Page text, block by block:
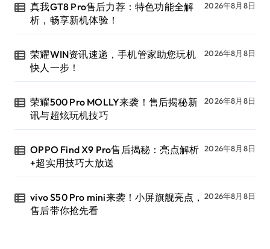
真我GT8 Pro售后力荐：特色功能全解
析，畅享新机体验！
2026年8月8日
荣耀WIN资讯速递，手机管家助您玩机
快人一步！
2026年8月8日
荣耀500 Pro MOLLY来袭！售后揭秘新
讯与超炫玩机技巧
2026年8月8日
OPPO Find X9 Pro售后揭秘：亮点解析
+超实用技巧大放送
2026年8月8日
vivo S50 Pro mini来袭！小屏旗舰亮点，
售后带你抢先看
2026年8月8日